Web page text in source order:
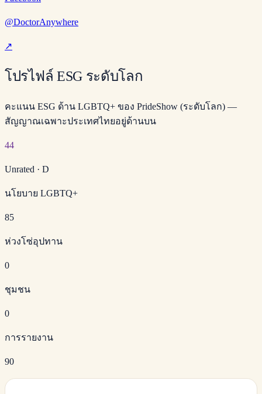
@DoctorAnywhere
↗
โปรไฟล์ ESG ระดับโลก
คะแนน ESG ด้าน LGBTQ+ ของ PrideShow (ระดับโลก) —
สัญญาณเฉพาะประเทศไทยอยู่ด้านบน
44
Unrated · D
นโยบาย LGBTQ+
85
ห่วงโซ่อุปทาน
0
ชุมชน
0
การรายงาน
90